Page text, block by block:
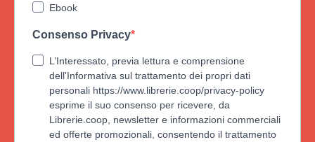
Ebook
Consenso Privacy
L’Interessato, previa lettura e comprensione
dell'Informativa sul trattamento dei propri dati
personali https://www.librerie.coop/privacy-policy
esprime il suo consenso per ricevere, da
Librerie.coop, newsletter e informazioni commerciali
ed offerte promozionali, consentendo il trattamento